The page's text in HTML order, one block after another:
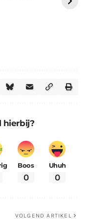
hierbij?
Boos
0
Uhuh
0
VOLGEND ARTIKEL